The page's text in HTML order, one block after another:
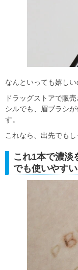
なんといっても嬉し
ドラッグストアで販
シルでも、眉ブラシ
す。
これなら、出先でも
これ1本で濃
でも使いやすい